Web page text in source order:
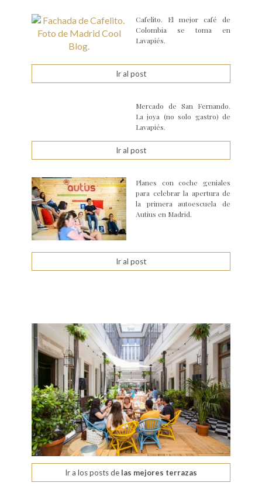
Cafelito. El mejor café de
Colombia se toma en
Lavapiés.
Ir al post
Mercado de San Fernando.
La joya (no solo gastro) de
Lavapiés.
Ir al post
Planes con coche geniales
para celebrar la apertura de
la primera autoescuela de
Autius en Madrid.
Ir al post
Ir a los posts de las mejores terrazas